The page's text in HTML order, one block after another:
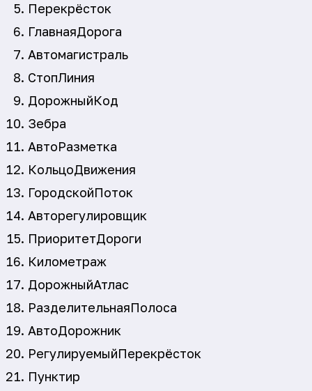
Перекрёсток
ГлавнаяДорога
Автомагистраль
СтопЛиния
ДорожныйКод
Зебра
АвтоРазметка
КольцоДвижения
ГородскойПоток
Авторегулировщик
ПриоритетДороги
Километраж
ДорожныйАтлас
РазделительнаяПолоса
АвтоДорожник
РегулируемыйПерекрёсток
Пунктир